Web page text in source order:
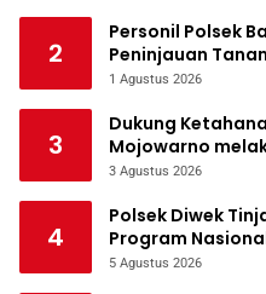
2
Personil Polsek
Peninjauan
Ketahanan
1 Agustus 2026
3
Dukung
Mojowarno
Tanaman Jagung
3 Agustus 2026
4
Polsek Diwek
Program
5 Agustus 2026